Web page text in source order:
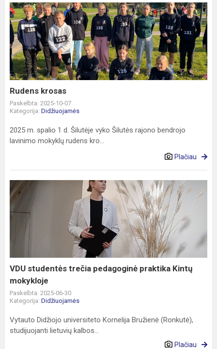
Rudens
krosas
Rudens krosas
Paskelbta: 2025-10-07
Kategorija: Didžiuojamės
2025 m. spalio 1 d. Šilutėje vyko Šilutės rajono bendrojo
lavinimo mokyklų rudens kro...
Plačiau
VDU
studentės
pedagoginė
praktika
VDU studentės trečia pedagoginė praktika Kintų
mokykloje
Paskelbta: 2025-06-30
Kategorija: Didžiuojamės
Vytauto Didžiojo universiteto Kornelija Bružienė (Ronkutė),
studijuojanti lietuvių kalbos...
Plačiau